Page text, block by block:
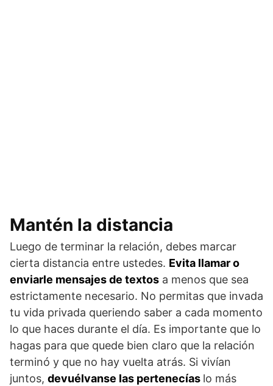
Mantén la distancia
Luego de terminar la relación, debes marcar
cierta distancia entre ustedes. Evita llamar o
enviarle mensajes de textos a menos que sea
estrictamente necesario. No permitas que invada
tu vida privada queriendo saber a cada momento
lo que haces durante el día. Es importante que lo
hagas para que quede bien claro que la relación
terminó y que no hay vuelta atrás. Si vivían
juntos, devuélvanse las pertenecías lo más